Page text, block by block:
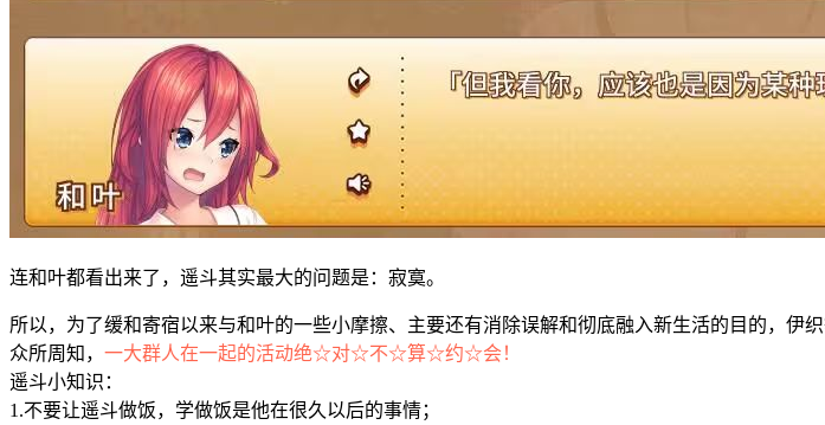
连和叶都看出来了，遥斗其实最大的问题是：寂寞。
所以，为了缓和寄宿以来与和叶的一些小摩擦、主要还有消除误解和彻底融入新生活的目的，
众所周知， 一大群人在一起的活动绝☆对☆不☆算☆约☆会！
遥斗小知识：
1.不要让遥斗做饭，学做饭是他在很久以后的事情；